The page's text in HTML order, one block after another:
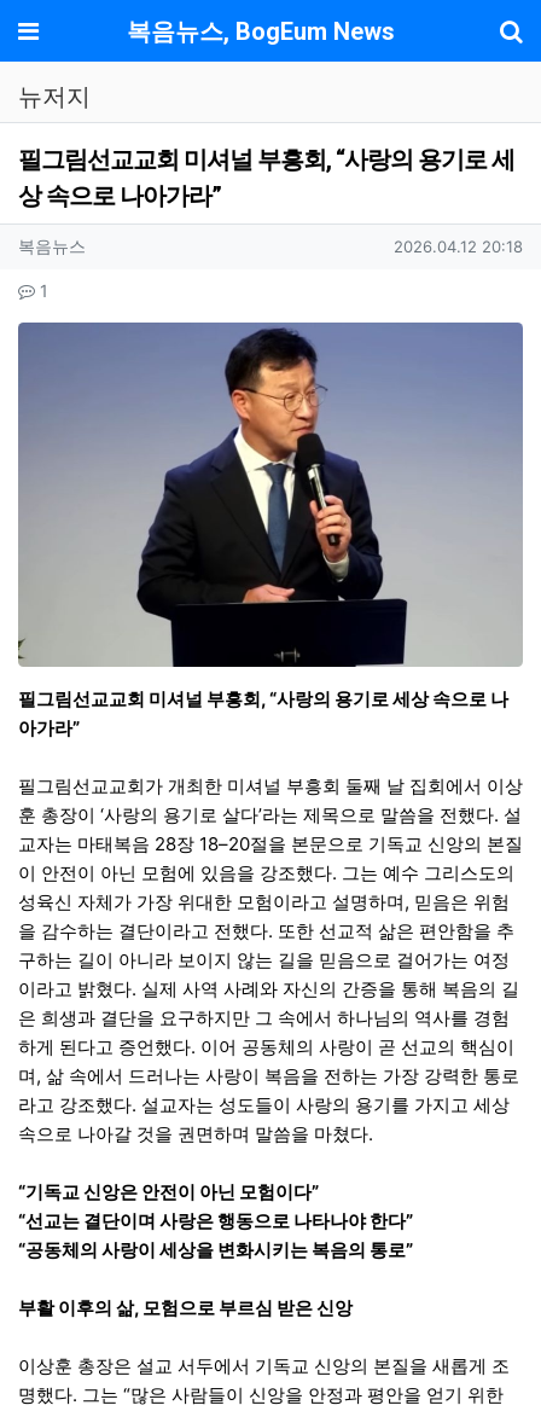
메뉴 복음뉴스, BogEum News
뉴저지
필그림선교교회 미셔널 부흥회, “사랑의 용기로 세
상 속으로 나아가라”
작성자 정보
복음뉴스 작성일
2026.04.12 20:18
컨텐츠 정보
1
필그림선교교회 미셔널 부흥회, “사랑의 용기로 세상 속으로 나
아가라”
필그림선교교회가 개최한 미셔널 부흥회 둘째 날 집회에서 이상
훈 총장이 ‘사랑의 용기로 살다’라는 제목으로 말씀을 전했다. 설
교자는 마태복음 28장 18–20절을 본문으로 기독교 신앙의 본질
이 안전이 아닌 모험에 있음을 강조했다. 그는 예수 그리스도의
성육신 자체가 가장 위대한 모험이라고 설명하며, 믿음은 위험
을 감수하는 결단이라고 전했다. 또한 선교적 삶은 편안함을 추
구하는 길이 아니라 보이지 않는 길을 믿음으로 걸어가는 여정
이라고 밝혔다. 실제 사역 사례와 자신의 간증을 통해 복음의 길
은 희생과 결단을 요구하지만 그 속에서 하나님의 역사를 경험
하게 된다고 증언했다. 이어 공동체의 사랑이 곧 선교의 핵심이
며, 삶 속에서 드러나는 사랑이 복음을 전하는 가장 강력한 통로
라고 강조했다. 설교자는 성도들이 사랑의 용기를 가지고 세상
속으로 나아갈 것을 권면하며 말씀을 마쳤다.
“기독교 신앙은 안전이 아닌 모험이다”
“선교는 결단이며 사랑은 행동으로 나타나야 한다”
“공동체의 사랑이 세상을 변화시키는 복음의 통로”
부활 이후의 삶, 모험으로 부르심 받은 신앙
이상훈 총장은 설교 서두에서 기독교 신앙의 본질을 새롭게 조
명했다. 그는 “많은 사람들이 신앙을 안정과 평안을 얻기 위한